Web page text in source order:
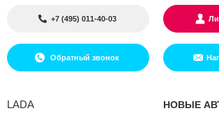
+7 (495) 011-40-03
Обратный звонок
LADA
НОВЫЕ